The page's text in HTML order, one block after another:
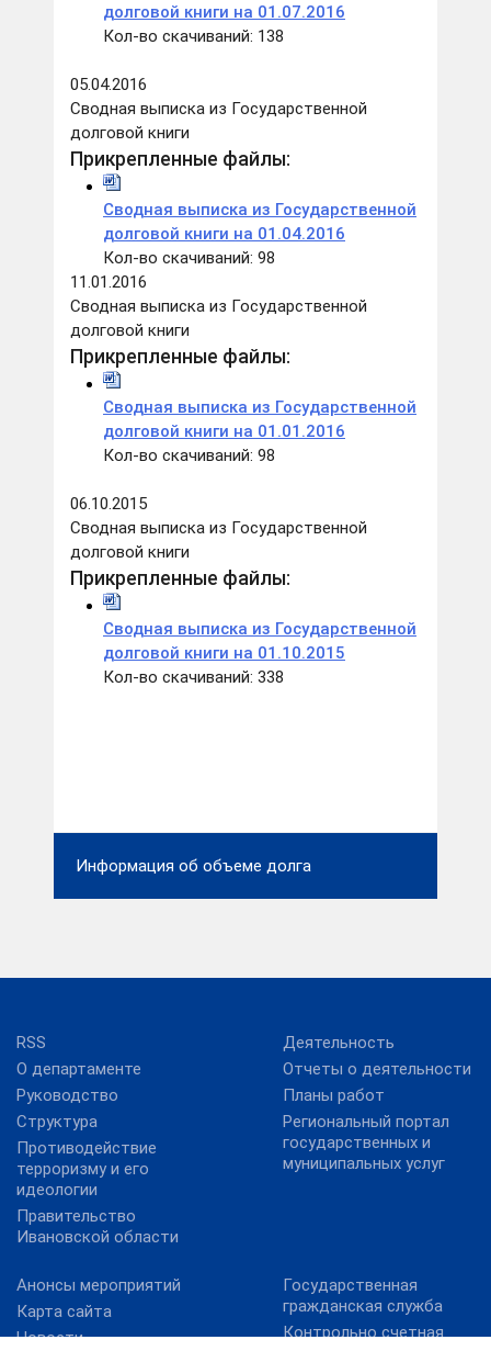
долговой книги на 01.07.2016
Кол-во скачиваний: 138
05.04.2016
Сводная выписка из Государственной
долговой книги
Прикрепленные файлы:
Сводная выписка из Государственной
долговой книги на 01.04.2016
Кол-во скачиваний: 98
11.01.2016
Сводная выписка из Государственной
долговой книги
Прикрепленные файлы:
Сводная выписка из Государственной
долговой книги на 01.01.2016
Кол-во скачиваний: 98
06.10.2015
Сводная выписка из Государственной
долговой книги
Прикрепленные файлы:
Сводная выписка из Государственной
долговой книги на 01.10.2015
Кол-во скачиваний: 338
Информация об объеме долга
RSS
О департаменте
Руководство
Структура
Противодействие
терроризму и его
идеологии
Правительство
Ивановской области
Деятельность
Отчеты о деятельности
Планы работ
Региональный портал
государственных и
муниципальных услуг
Анонсы мероприятий
Карта сайта
Новости
Государственная
гражданская служба
Контрольно счетная